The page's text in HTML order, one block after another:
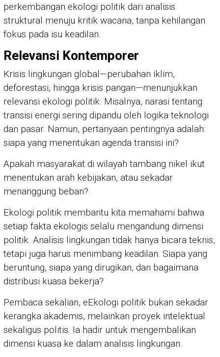
perkembangan ekologi politik dari analisis
struktural menuju kritik wacana, tanpa kehilangan
fokus pada isu keadilan.
Relevansi Kontemporer
Krisis lingkungan global—perubahan iklim,
deforestasi, hingga krisis pangan—menunjukkan
relevansi ekologi politik. Misalnya, narasi tentang
transisi energi sering dipandu oleh logika teknologi
dan pasar. Namun, pertanyaan pentingnya adalah:
siapa yang menentukan agenda transisi ini?
Apakah masyarakat di wilayah tambang nikel ikut
menentukan arah kebijakan, atau sekadar
menanggung beban?
Ekologi politik membantu kita memahami bahwa
setiap fakta ekologis selalu mengandung dimensi
politik. Analisis lingkungan tidak hanya bicara teknis,
tetapi juga harus menimbang keadilan. Siapa yang
beruntung, siapa yang dirugikan, dan bagaimana
distribusi kuasa bekerja?
Pembaca sekalian, eEkologi politik bukan sekadar
kerangka akademis, melainkan proyek intelektual
sekaligus politis. Ia hadir untuk mengembalikan
dimensi kuasa ke dalam analisis lingkungan.